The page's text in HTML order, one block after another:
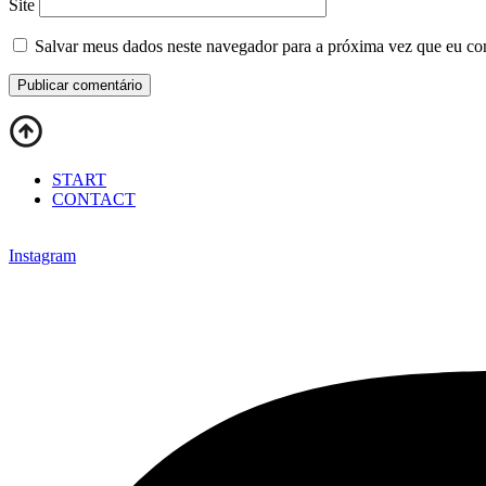
Site
Salvar meus dados neste navegador para a próxima vez que eu
START
CONTACT
Instagram